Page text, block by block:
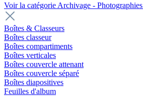
Voir la catégorie Archivage - Photographies
Boîtes & Classeurs
Boîtes classeur
Boîtes compartiments
Boîtes verticales
Boîtes couvercle attenant
Boîtes couvercle séparé
Boîtes diapositives
Feuilles d'album